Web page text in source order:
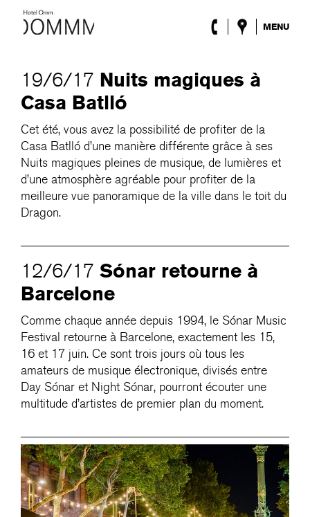
MENU
Roca Barcelona
Spa
Lobby & Club
Évènements
Promotions
Blog
ENG / ESP
19/6/17 Nuits magiques à
Casa Batlló
Cet été, vous avez la possibilité de profiter de la
Casa Batlló d’une manière différente grâce à ses
Nuits magiques pleines de musique, de lumières et
d’une atmosphère agréable pour profiter de la
meilleure vue panoramique de la ville dans le toit du
Dragon.
12/6/17 Sónar retourne à
Barcelone
Comme chaque année depuis 1994, le Sónar Music
Festival retourne à Barcelone, exactement les 15,
16 et 17 juin. Ce sont trois jours où tous les
amateurs de musique électronique, divisés entre
Day Sónar et Night Sónar, pourront écouter une
multitude d’artistes de premier plan du moment.